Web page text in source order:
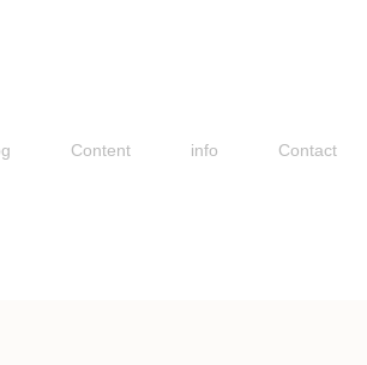
Content info Contact